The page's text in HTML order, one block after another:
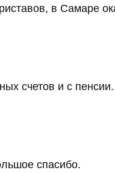
в Самаре
счетов и с
спасибо.